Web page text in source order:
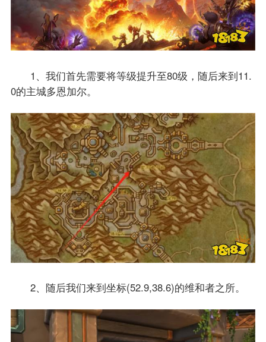
1、我们首先需要将等级提升至80级，随后来到11.
0的主城多恩加尔。
2、随后我们来到坐标(52.9,38.6)的维和者之所。